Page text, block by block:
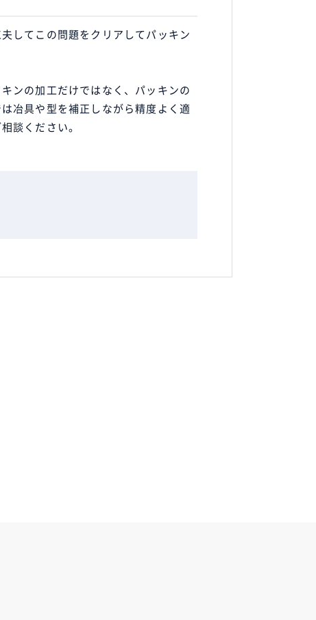
してこの問題をクリアしてパッキン
ンの加工だけではなく、パッキンの
冶具や型を補正しながら精度よく適
談ください。